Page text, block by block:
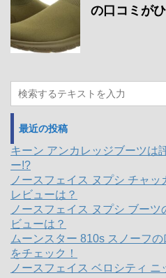
の口コミが
最近の投稿
キーン アンカレッジブーツは
ー!?
ノースフェイス ヌプシ チャッ
レビューは？
ノースフェイス ヌプシ ブー
ビューは？
ムーンスター 810s スノーフ
をチェック！
ノースフェイス ベロシティ